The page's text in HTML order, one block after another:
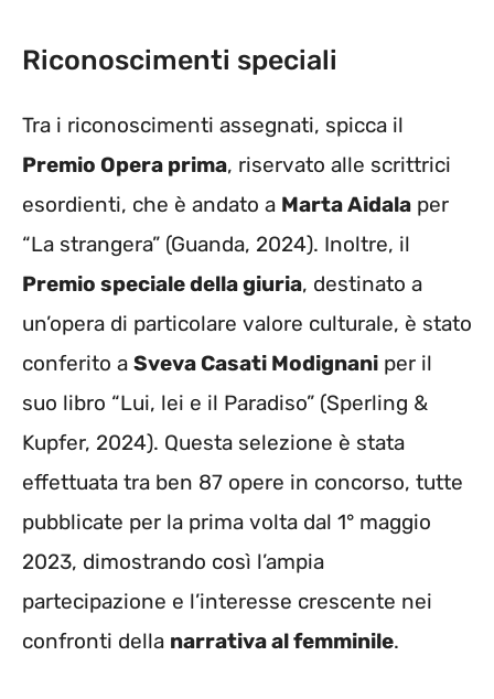
Riconoscimenti speciali
Tra i riconoscimenti assegnati, spicca il
Premio Opera prima, riservato alle scrittrici
esordienti, che è andato a Marta Aidala per
“La strangera” (Guanda, 2024). Inoltre, il
Premio speciale della giuria, destinato a
un’opera di particolare valore culturale, è stato
conferito a Sveva Casati Modignani per il
suo libro “Lui, lei e il Paradiso” (Sperling &
Kupfer, 2024). Questa selezione è stata
effettuata tra ben 87 opere in concorso, tutte
pubblicate per la prima volta dal 1° maggio
2023, dimostrando così l’ampia
partecipazione e l’interesse crescente nei
confronti della narrativa al femminile.